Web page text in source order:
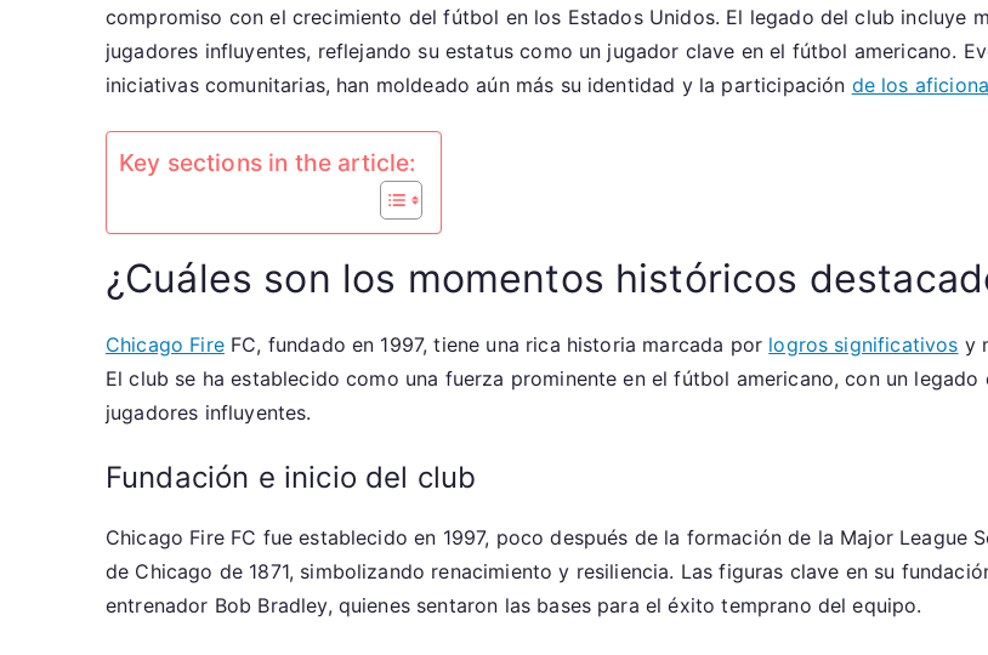
compromiso con el crecimiento del fútbol en los Estados Unidos. El legado del club incluye
jugadores influyentes, reflejando su estatus como un jugador clave en el fútbol americano.
iniciativas comunitarias, han moldeado aún más su identidad y la participación de los
Key sections in the article:
¿Cuáles son los momentos históricos
Chicago FireFC, fundado en 1997, tiene una rica historia marcada por logros significativos y
El club se ha establecido como una fuerza prominente en el fútbol americano, con un
jugadores influyentes.
Fundación e inicio del club
Chicago Fire FC fue establecido en 1997, poco después de la formación de la Major League
de Chicago de 1871, simbolizando renacimiento y resiliencia. Las figuras clave en su
entrenador Bob Bradley, quienes sentaron las bases para el éxito temprano del equipo.